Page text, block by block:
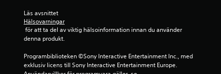
3
Läs avsnittet
Hälsovarningar
denna produkt.
Programbiblioteken ©Sony Interactive Entertainment Inc., med
exklusiv licens till Sony Interactive Entertainment Europe.